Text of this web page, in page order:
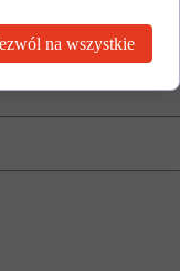
Haber.
na wszystkie